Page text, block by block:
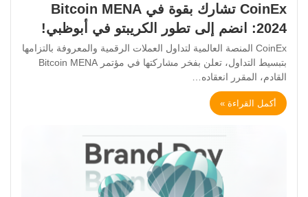
CoinEx تشارك بقوة في Bitcoin MENA
2024: انضم إلى تطور الكريبتو في أبوظبي!
CoinEx المنصة العالمية لتداول العملات الرقمية والمعروفة بالتزامها
بتبسيط التداول، تعلن بفخر مشاركتها في مؤتمر Bitcoin MENA
القادم، المقرر انعقاده…
أكمل القراءة »